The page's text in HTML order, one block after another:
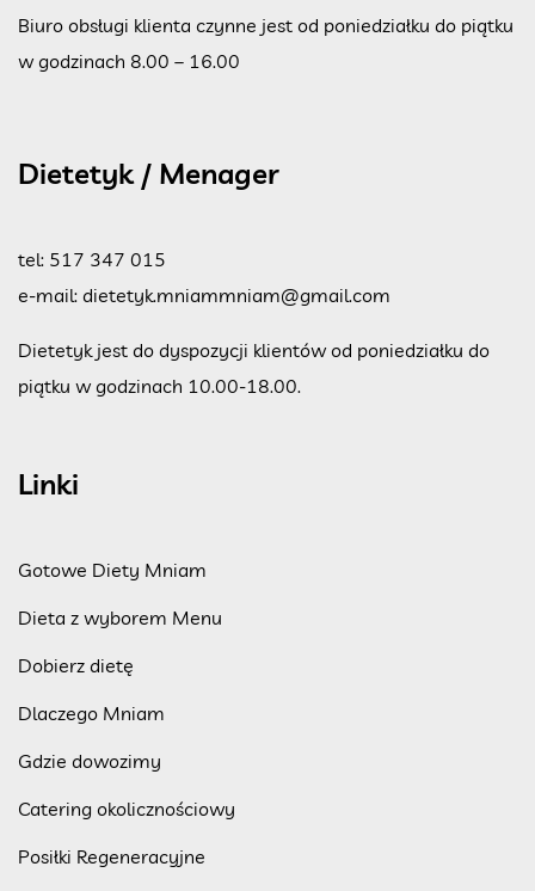
Biuro obsługi klienta czynne jest od poniedziałku do piątku
w godzinach 8.00 – 16.00
Dietetyk / Menager
tel: 517 347 015
e-mail: dietetyk.mniammniam@gmail.com
Dietetyk jest do dyspozycji klientów od poniedziałku do
piątku w godzinach 10.00-18.00.
Linki
Gotowe Diety Mniam
Dieta z wyborem Menu
Dobierz dietę
Dlaczego Mniam
Gdzie dowozimy
Catering okolicznościowy
Posiłki Regeneracyjne